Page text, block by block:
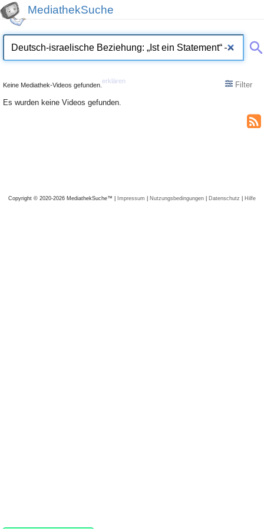
MediathekSuche
Keine Mediathek-Videos gefunden.
erklären
Filter
Es wurden keine Videos gefunden.
Copyright © 2020-2026 MediathekSuche™ | Impressum | Nutzungsbedingungen | Datenschutz | Hilfe